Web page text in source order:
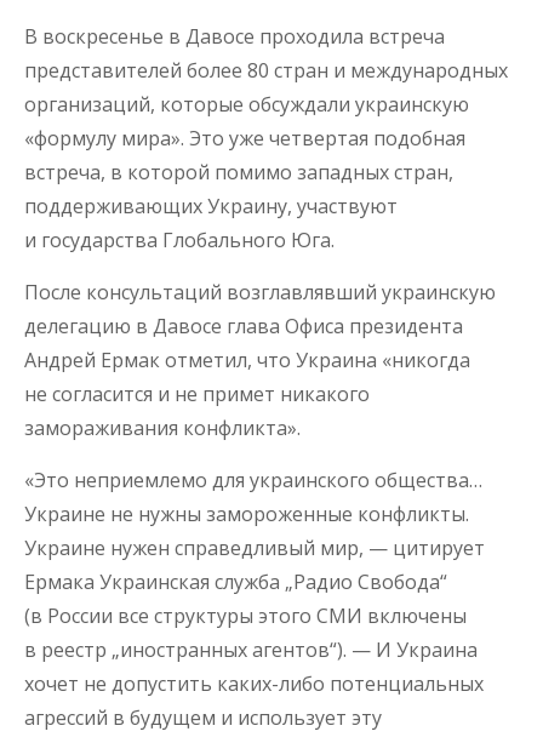
В воскресенье в Давосе проходила встреча
представителей более 80 стран и международных
организаций, которые обсуждали украинскую
«формулу мира». Это уже четвертая подобная
встреча, в которой помимо западных стран,
поддерживающих Украину, участвуют
и государства Глобального Юга.
После консультаций возглавлявший украинскую
делегацию в Давосе глава Офиса президента
Андрей Ермак отметил, что Украина «никогда
не согласится и не примет никакого
замораживания конфликта».
«Это неприемлемо для украинского общества…
Украине не нужны замороженные конфликты.
Украине нужен справедливый мир, — цитирует
Ермака Украинская служба „Радио Свобода“
(в России все структуры этого СМИ включены
в реестр „иностранных агентов“). — И Украина
хочет не допустить каких-либо потенциальных
агрессий в будущем и использует эту